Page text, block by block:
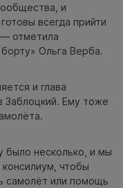
и
всегда прийти
отметила
Ольга Верба.
и глава
Заблоцкий. Ему тоже
было несколько, и мы
чтобы
самолёт или помощь